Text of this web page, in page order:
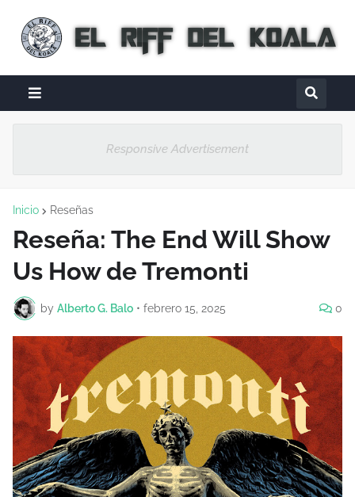
Responsive Advertisement
Inicio Reseñas
Reseña: The End Will Show
Us How de Tremonti
by Alberto G. Balo • febrero 15, 2025 0